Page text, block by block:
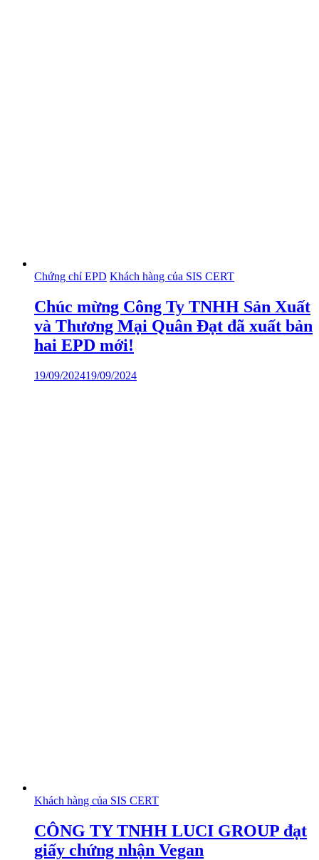
Chứng chỉ EPD Khách hàng của SIS CERT
Chúc mừng Công Ty TNHH Sản Xuất
và Thương Mại Quân Đạt đã xuất bản
hai EPD mới!
19/09/202419/09/2024
Khách hàng của SIS CERT
CÔNG TY TNHH LUCI GROUP đạt
giấy chứng nhận Vegan